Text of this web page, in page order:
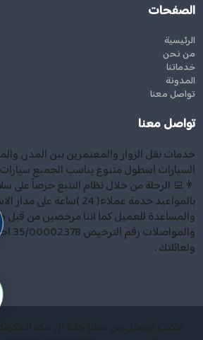
الصفحات
الرئيسية
من نحن
خدماتنا
المدونة
تواصل معنا
تواصل معنا
خدمات نقل الزوار والمعتمرين بين المدن
السيارات اسطول متنوع يناسب الجميع سيارات
👨‍💻 الرحلة من خلال نظام التتبع حرصاً على
بالمواعيد خدمة عملاء( 24
والمساعدة للعميل كما اننا مرخصين من قبل
ولعائلتك .